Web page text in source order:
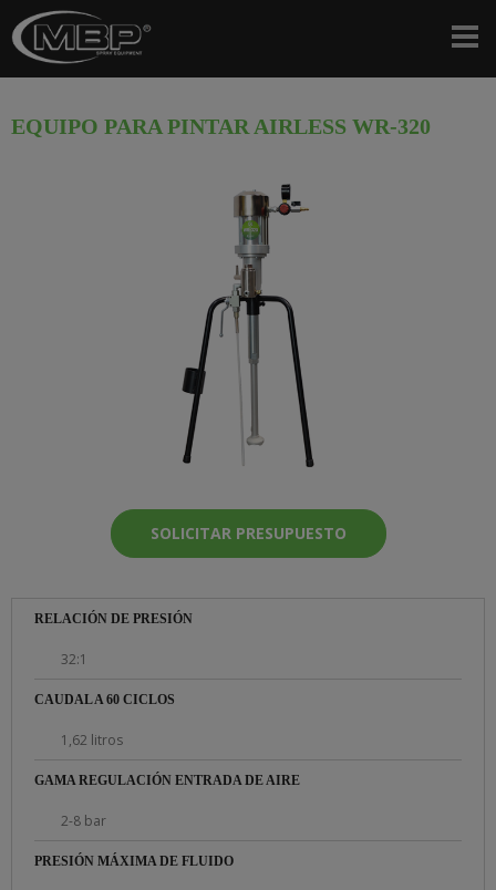
EQUIPO PARA PINTAR AIRLESS WR-320
SOLICITAR PRESUPUESTO
RELACIÓN DE PRESIÓN
32:1
CAUDAL A 60 CICLOS
1,62 litros
GAMA REGULACIÓN ENTRADA DE AIRE
2-8 bar
PRESIÓN MÁXIMA DE FLUIDO